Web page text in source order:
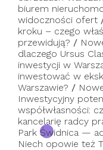
biurem
widoczności ofert
kroku – czego
przewidują? /
dlaczego Ursus
inwestycji w
inwestować w
Warszawie? /
Inwestycyjny
współwłasności:
kancelarię radcy
Park Świdnica —
Niech opowie też